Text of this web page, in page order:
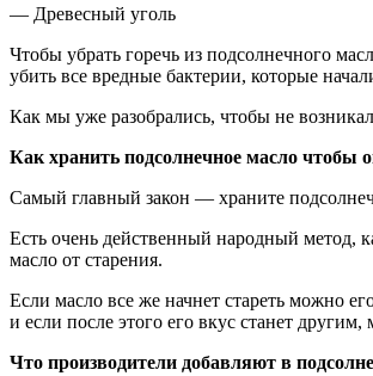
— Древесный уголь
Чтобы убрать горечь из подсолнечного
убить все вредные бактерии, которые
Как мы уже разобрались, чтобы не
Как хранить подсолнечное масло чтобы
Самый главный закон — храните
Есть очень действенный народный метод,
масло от старения.
Если масло все же начнет стареть можно
и если после этого его вкус станет
Что производители добавляют в